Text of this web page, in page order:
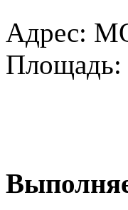
Адрес:
Площадь: